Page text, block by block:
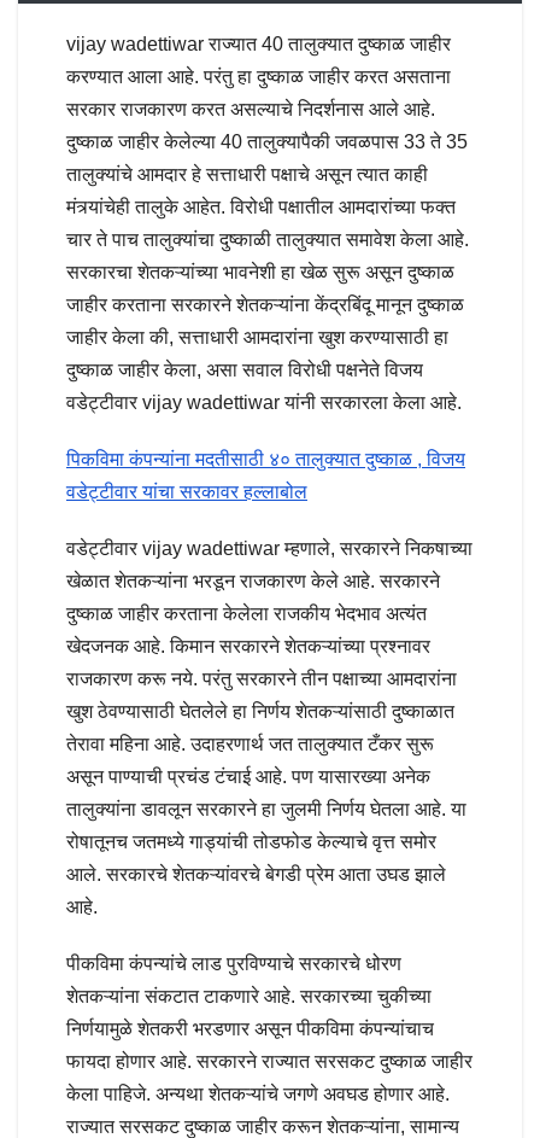
vijay wadettiwar राज्यात 40 तालुक्यात दुष्काळ जाहीर
करण्यात आला आहे. परंतु हा दुष्काळ जाहीर करत असताना
सरकार राजकारण करत असल्याचे निदर्शनास आले आहे.
दुष्काळ जाहीर केलेल्या 40 तालुक्यापैकी जवळपास 33 ते 35
तालुक्यांचे आमदार हे सत्ताधारी पक्षाचे असून त्यात काही
मंत्र्यांचेही तालुके आहेत. विरोधी पक्षातील आमदारांच्या फक्त
चार ते पाच तालुक्यांचा दुष्काळी तालुक्यात समावेश केला आहे.
सरकारचा शेतकऱ्यांच्या भावनेशी हा खेळ सुरू असून दुष्काळ
जाहीर करताना सरकारने शेतकऱ्यांना केंद्रबिंदू मानून दुष्काळ
जाहीर केला की, सत्ताधारी आमदारांना खुश करण्यासाठी हा
दुष्काळ जाहीर केला, असा सवाल विरोधी पक्षनेते विजय
वडेट्टीवार vijay wadettiwar यांनी सरकारला केला आहे.
पिकविमा कंपन्यांना मदतीसाठी ४० तालुक्यात दुष्काळ , विजय
वडेट्टीवार यांचा सरकावर हल्लाबोल
वडेट्टीवार vijay wadettiwar म्हणाले, सरकारने निकषाच्या
खेळात शेतकऱ्यांना भरडून राजकारण केले आहे. सरकारने
दुष्काळ जाहीर करताना केलेला राजकीय भेदभाव अत्यंत
खेदजनक आहे. किमान सरकारने शेतकऱ्यांच्या प्रश्नावर
राजकारण करू नये. परंतु सरकारने तीन पक्षाच्या आमदारांना
खुश ठेवण्यासाठी घेतलेले हा निर्णय शेतकऱ्यांसाठी दुष्काळात
तेरावा महिना आहे. उदाहरणार्थ जत तालुक्यात टँकर सुरू
असून पाण्याची प्रचंड टंचाई आहे. पण यासारख्या अनेक
तालुक्यांना डावलून सरकारने हा जुलमी निर्णय घेतला आहे. या
रोषातूनच जतमध्ये गाड्यांची तोडफोड केल्याचे वृत्त समोर
आले. सरकारचे शेतकऱ्यांवरचे बेगडी प्रेम आता उघड झाले
आहे.
पीकविमा कंपन्यांचे लाड पुरविण्याचे सरकारचे धोरण
शेतकऱ्यांना संकटात टाकणारे आहे. सरकारच्या चुकीच्या
निर्णयामुळे शेतकरी भरडणार असून पीकविमा कंपन्यांचाच
फायदा होणार आहे. सरकारने राज्यात सरसकट दुष्काळ जाहीर
केला पाहिजे. अन्यथा शेतकऱ्यांचे जगणे अवघड होणार आहे.
राज्यात सरसकट दुष्काळ जाहीर करून शेतकऱ्यांना, सामान्य